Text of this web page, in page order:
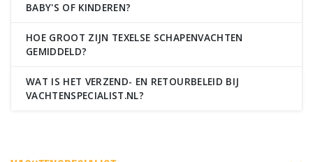
BABY'S OF KINDEREN?
HOE GROOT ZIJN TEXELSE SCHAPENVACHTEN
GEMIDDELD?
WAT IS HET VERZEND- EN RETOURBELEID BIJ
VACHTENSPECIALIST.NL?